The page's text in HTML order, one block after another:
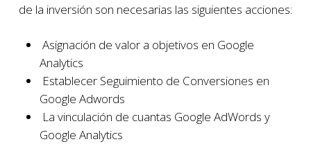
de la inversión son necesarias las siguientes acciones:
Asignación de valor a objetivos en Google
Analytics
Establecer Seguimiento de Conversiones en
Google Adwords
La vinculación de cuantas Google AdWords y
Google Analytics